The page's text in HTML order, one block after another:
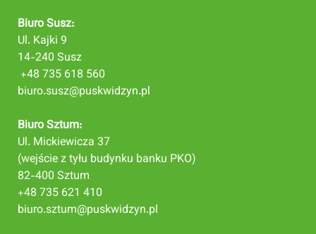
Biuro Susz:
Ul. Kajki 9
14-240 Susz
+48 735 618 560
biuro.susz@puskwidzyn.pl
Biuro Sztum:
Ul. Mickiewicza 37
(wejście z tyłu budynku banku PKO)
82-400 Sztum
+48 735 621 410
biuro.sztum@puskwidzyn.pl